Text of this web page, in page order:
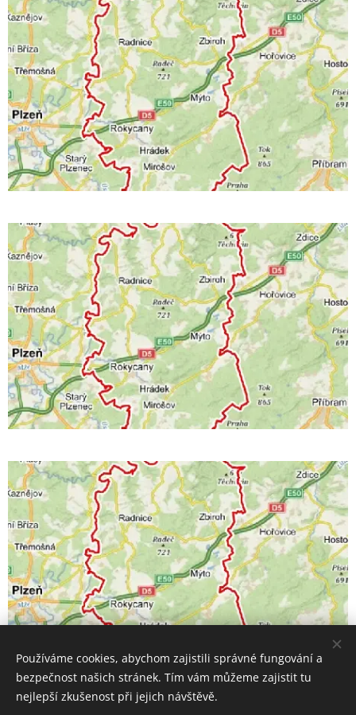
Používáme cookies, abychom zajistili správné fungování a
bezpečnost našich stránek. Tím vám můžeme zajistit tu
nejlepší zkušenost při jejich návštěvě.